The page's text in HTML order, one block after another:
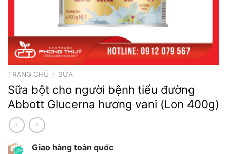
TRANG CHỦ / SỮA
Sữa bột cho người bệnh tiểu đường
Abbott Glucerna hương vani (Lon 400g)
Giao hàng toàn quốc